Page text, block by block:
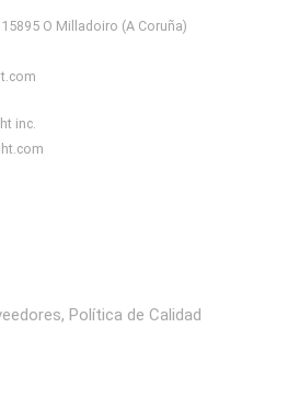
O Milladoiro (A Coruña)
inc.
Política de Calidad